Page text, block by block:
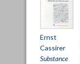
Ernst
Cassirer
Substance